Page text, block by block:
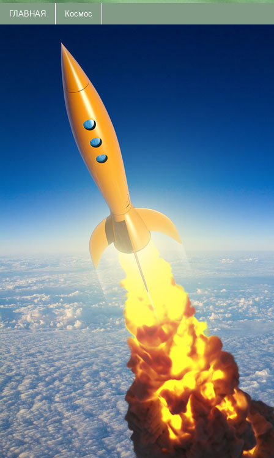
ГЛАВНАЯ Космос